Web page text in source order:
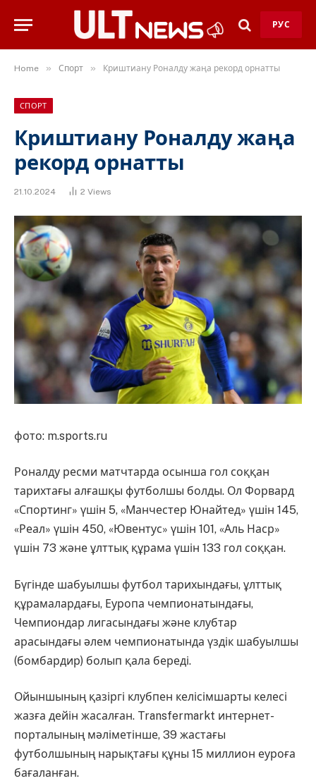
РУС
Home » Спорт » Криштиану Роналду жаңа рекорд орнатты
СПОРТ
Криштиану Роналду жаңа
рекорд орнатты
21.10.2024 2 Views
фото: m.sports.ru
Роналду ресми матчтарда осынша гол соққан
тарихтағы алғашқы футболшы болды. Ол Форвард
«Спортинг» үшін 5, «Манчестер Юнайтед» үшін 145,
«Реал» үшін 450, «Ювентус» үшін 101, «Аль Наср»
үшін 73 және ұлттық құрама үшін 133 гол соққан.
Бүгінде шабуылшы футбол тарихындағы, ұлттық
құрамалардағы, Еуропа чемпионатындағы,
Чемпиондар лигасындағы және клубтар
арасындағы әлем чемпионатында үздік шабуылшы
(бомбардир) болып қала береді.
Ойыншының қазіргі клубпен келісімшарты келесі
жазға дейін жасалған. Transfermarkt интернет-
порталының мәліметінше, 39 жастағы
футболшының нарықтағы құны 15 миллион еуроға
бағаланған.